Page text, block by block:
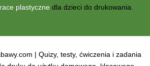
plastyczne dla dzieci do drukowania.
| Quizy, testy, ćwiczenia i zadania